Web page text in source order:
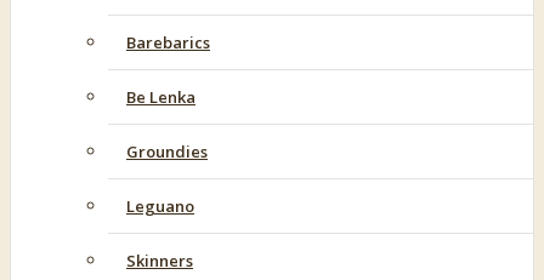
Barebarics
Be Lenka
Groundies
Leguano
Skinners